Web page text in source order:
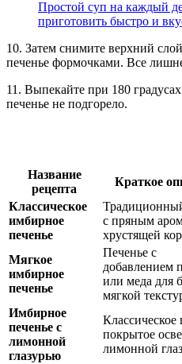
Простой суп на каждый
приготовить быстро и
10. Затем снимите верхний
печенье формочками. Все
11. Выпекайте при 180
печенье не подгорело.
Название
рецепта
Краткое
Классическое
имбирное
печенье
с пряным
хрустящей
Мягкое
имбирное
печенье
Печенье с
добавлением
или меда для
мягкой
Имбирное
печенье с
лимонной
глазурью
Классическое
покрытое
лимонной